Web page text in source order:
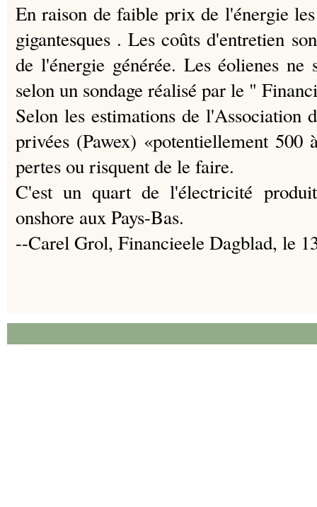
En raison de faible prix de l'énergie
gigantesques .Les coûts d'entretien
de l'énergie générée. Les éolienes
selon un sondage réalisé par le "
Selon les estimations de l'Association
privées (Pawex) «potentiellement 500
pertes ou risquent de le faire.
C'estun quart de l'électricité
onshore aux Pays-Bas.
--Carel Grol, Financieele Dagblad, le